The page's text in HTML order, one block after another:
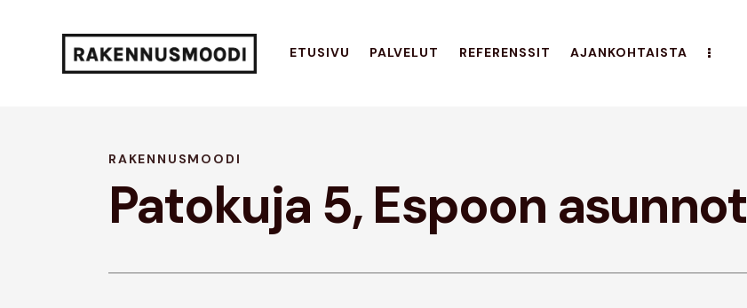
ETUSIVU PALVELUT REFERENSSIT AJANKOHTAISTA
RAKENNUSMOODI
Patokuja 5, Espoon asunnot